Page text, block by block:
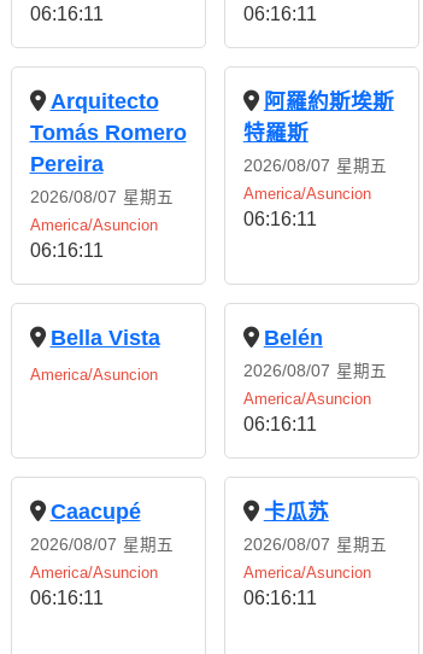
06:16:11 06:16:11
Arquitecto
Tomás Romero
Pereira
2026/08/07 星期五
America/Asuncion
06:16:11
阿羅約斯埃斯
特羅斯
2026/08/07 星期五
America/Asuncion
06:16:11
Bella Vista
America/Asuncion
Belén
2026/08/07 星期五
America/Asuncion
06:16:11
Caacupé
2026/08/07 星期五
America/Asuncion
06:16:11
卡瓜苏
2026/08/07 星期五
America/Asuncion
06:16:11